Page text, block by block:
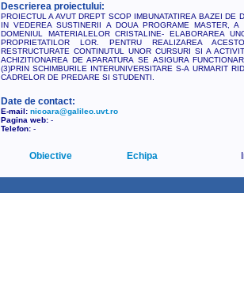
Descrierea proiectului:
PROIECTUL A AVUT DREPT SCOP IMBUNATATIREA BAZEI DE
IN VEDEREA SUSTINERII A DOUA PROGRAME MASTER, A
DOMENIUL MATERIALELOR CRISTALINE- ELABORAREA
PROPRIETATILOR LOR. PENTRU REALIZAREA
RESTRUCTURATE CONTINUTUL UNOR CURSURI SI A
ACHIZITIONAREA DE APARATURA SE ASIGURA
(3)PRIN SCHIMBURILE INTERUNIVERSITARE S-A URMARIT
CADRELOR DE PREDARE SI STUDENTI.
Date de contact:
E-mail: nicoara@galileo.uvt.ro
Pagina web: -
Telefon: -
Obiective Echipa